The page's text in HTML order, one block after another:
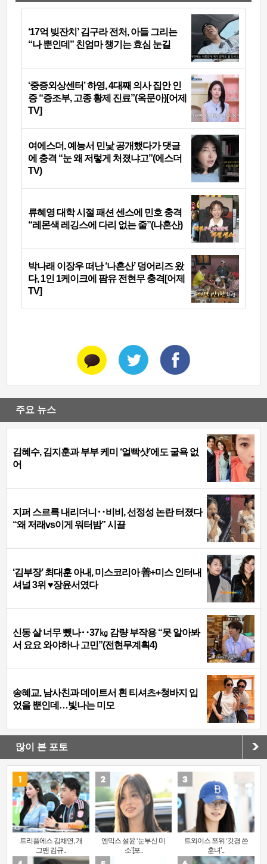
‘17억 빚잔치’ 김구라 전처, 아들 그리는
“나 뿐인데” 친엄마 챙기는 효심 눈길
‘중증외상센터’ 하영, 4대째 의사 집안 인
증 “증조부, 고종 황제 진료”(옥문아)[어제
TV]
여에스더, 예능서 민낯 공개했다가 댓글
에 충격 “눈 왜 저렇게 처졌냐고”(에스더
TV)
류혜영 대학 시절 패션 센스에 민호 충격
“레몬색 레깅스에 다리 없는 줄”(나혼산)
박나래 이장우 떠난 ‘나혼산’ 덩어리즈 왔
다, 1인 1케이크에 팜유 전현무 충격[어제
TV]
주요 뉴스
김혜수, 김지훈과 부부 케미 ‘얼빡샷’에도 굴욕 없
어
지퍼 스르륵 내리더니‥비비, 선정성 논란 터졌다
“왜 저래vs이게 워터밤” 시끌
‘김부장’ 최대훈 아내, 미스코리아 善+미스 인터내
셔널 3위 ♥장윤서였다
신동 살 너무 뺐나‥37㎏ 감량 부작용 “못 알아봐
서 요요 와야하나 고민”(전현무계획4)
송혜교, 남사친과 데이트서 흰 티셔츠+청바지 입
었을 뿐인데…빛나는 미모
많이 본 포토
트리플에스 김채연, 개
그맨 김규..
엔믹스 설윤 ‘눈부신 미
소’[포..
트와이스 쯔위 ‘갓경 쓴
훈녀’..